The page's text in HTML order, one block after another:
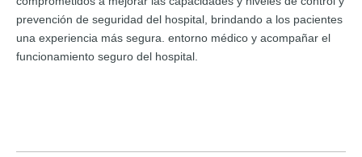
prevención de seguridad del hospital, brindando a los pacientes
una experiencia más segura. entorno médico y acompañar el
funcionamiento seguro del hospital.